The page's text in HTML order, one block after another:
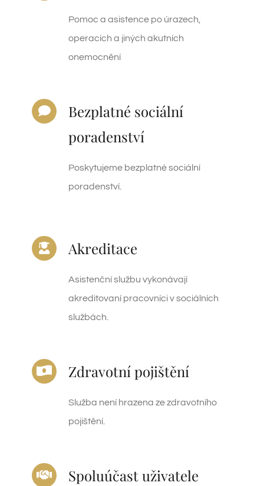
Pomoc a asistence po úrazech,
operacích a jiných akutních
onemocnění
Bezplatné sociální
poradenství
Poskytujeme bezplatné sociální
poradenství.
Akreditace
Asistenční službu vykonávají
akreditovaní pracovníci v sociálních
službách.
Zdravotní pojištění
Služba není hrazena ze zdravotního
pojištění.
Spoluúčast uživatele